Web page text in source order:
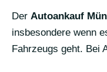
Der Autoankauf
insbesondere wenn
Fahrzeugs geht. Bei